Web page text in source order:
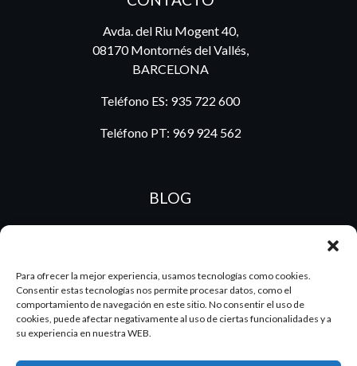
Para ofrecer la mejor experiencia, usamos tecnologías como cookies.
Consentir estas tecnologías nos permite procesar datos, como el
comportamiento de navegación en este sitio. No consentir el uso de
cookies, puede afectar negativamente al uso de ciertas funcionalidades y a
su experiencia en nuestra WEB.
Avda. del Riu Mogent 40,
08170 Montornés del Vallés,
BARCELONA
Teléfono ES: 935 722 600
Teléfono PT: 969 924 562
BLOG